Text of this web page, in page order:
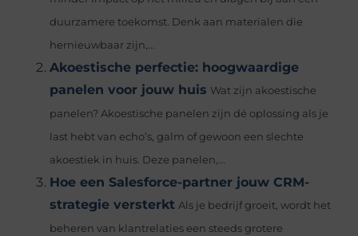
duurzamere toekomst. Denk aan materialen die
hernieuwbaar zijn,...
Akoestische perfectie: hoogwaardige
panelen voor jouw huis Wat zijn akoestische
panelen? Akoestische panelen zijn dé oplossing als je
last hebt van echo’s, galm of gewoon een slechte
akoestiek in huis. Deze panelen,...
Hoe een Salesforce-partner jouw CRM-
strategie versterkt Als je bedrijf groeit, wordt het
beheren van klantrelaties een steeds grotere